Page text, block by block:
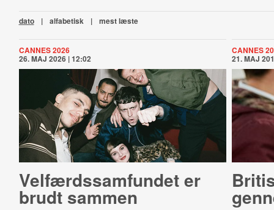
dato | alfabetisk | mest læste
CANNES 2026
26. MAJ 2026 | 12:02
Vel­færds­sam­fun­det er
brudt sammen
CANNES
21. MAJ